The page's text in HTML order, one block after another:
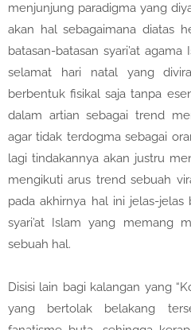
menjunjung paradigma yang
akan hal sebagaimana diatas
batasan-batasan syari’at
selamat hari natal yang
berbentuk fisikal saja tanpa
dalam artian sebagai trend
agar tidak terdogma sebagai
lagi tindakannya akan justru
mengikuti arus trend sebuah
pada akhirnya hal ini jelas-
syari’at Islam yang memang
sebuah hal.
Disisi lain bagi kalangan yang
yang bertolak belakang